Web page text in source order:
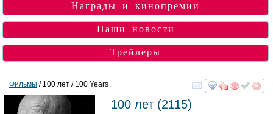
Награды и кинопремии
Наши новости
Трейлеры
смотреть
Фильмы / 100 лет / 100 Years
100 лет (2115)